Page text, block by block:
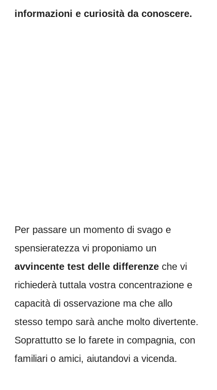
informazioni e curiosità da conoscere.
Per passare un momento di svago e
spensieratezza vi proponiamo un
avvincente test delle differenze che vi
richiederà tuttala vostra concentrazione e
capacità di osservazione ma che allo
stesso tempo sarà anche molto divertente.
Soprattutto se lo farete in compagnia, con
familiari o amici, aiutandovi a vicenda.